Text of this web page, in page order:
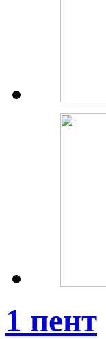
1 пент